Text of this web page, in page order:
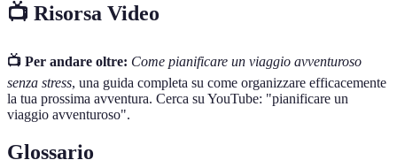
📺 Risorsa Video
📺 Per andare oltre: Come pianificare un viaggio avventuroso
senza stress, una guida completa su come organizzare efficacemente
la tua prossima avventura. Cerca su YouTube: "pianificare un
viaggio avventuroso".
Glossario